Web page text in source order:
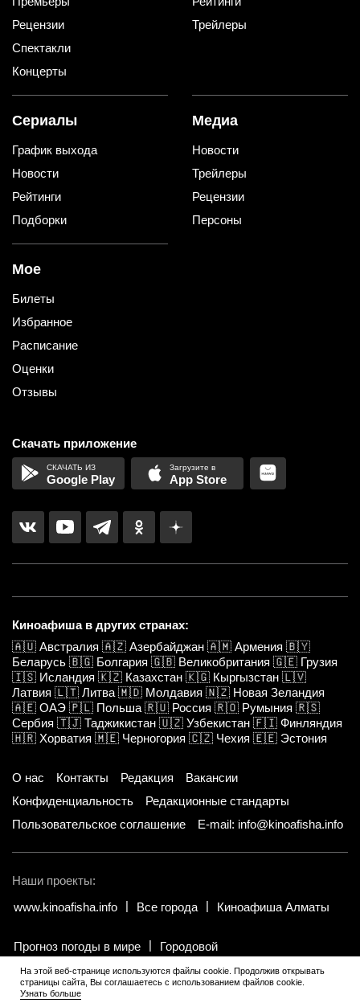
Рецензии
Спектакли
Концерты
Трейлеры
Сериалы
График выхода
Новости
Рейтинги
Подборки
Медиа
Новости
Трейлеры
Рецензии
Персоны
Мое
Билеты
Избранное
Расписание
Оценки
Отзывы
Скачать приложение
Google Play App Store
Киноафиша в других странах:
🇦🇺 Австралия 🇦🇿 Азербайджан 🇦🇲 Армения 🇧🇾
Беларусь 🇧🇬 Болгария 🇬🇧 Великобритания 🇬🇪 Грузия
🇮🇸 Исландия 🇰🇿 Казахстан 🇰🇬 Кыргызстан 🇱🇻
Латвия 🇱🇹 Литва 🇲🇩 Молдавия 🇳🇿 Новая Зеландия
🇦🇪 ОАЭ 🇵🇱 Польша 🇷🇺 Россия 🇷🇴 Румыния 🇷🇸
Сербия 🇹🇯 Таджикистан 🇺🇿 Узбекистан 🇫🇮 Финляндия
🇭🇷 Хорватия 🇲🇪 Черногория 🇨🇿 Чехия 🇪🇪 Эстония
О нас Контакты Редакция
Вакансии
Конфиденциальность
Редакционные стандарты
Пользовательское соглашение
E-mail: info@kinoafisha.info
Наши проекты:
www.kinoafisha.info
Все города Киноафиша Алматы
Прогноз погоды в мире Городовой
© 2002-2026 Все права и материалы принадлежат «Киноафиша».
Копирование информации только с письменного разрешения
На этой веб-странице используются файлы cookie. Продолжив открывать
страницы сайта, Вы соглашаетесь с использованием файлов cookie.
Узнать больше